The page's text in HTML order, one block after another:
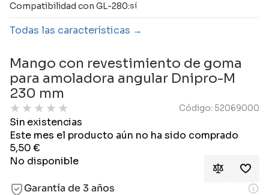
Compatibilidad con GL-280:sí
Todas las características
Mango con revestimiento de goma
para amoladora angular Dnipro-M
230 mm
★ ★ ★ ★ ★ Código: 52069000
Sin existencias
Este mes el producto aún no ha sido comprado
5,50€
No disponible
Garantía de 3 años